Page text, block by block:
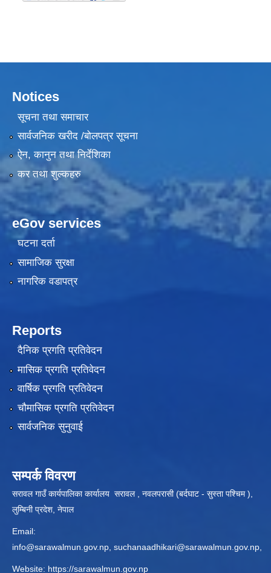
Notices
सूचना तथा समाचार
सार्वजनिक खरीद /बोलपत्र सूचना
ऐन, कानुन तथा निर्देशिका
कर तथा शुल्कहरु
eGov services
घटना दर्ता
सामाजिक सुरक्षा
नागरिक वडापत्र
Reports
दैनिक प्रगति प्रतिवेदन
मासिक प्रगति प्रतिवेदन
वार्षिक प्रगति प्रतिवेदन
चौमासिक प्रगति प्रतिवेदन
सार्वजनिक सुनुवाई
सम्पर्क विवरण
सरावल गाउँ कार्यपालिका कार्यालय सरावल , नवलपरासी (बर्दघाट - सुस्ता पश्चिम ),
लुम्बिनी प्रदेश, नेपाल
Email:
info@sarawalmun.gov.np suchanaadhikari@sarawalmun.gov.np
Website: https://sarawalmun.gov.np